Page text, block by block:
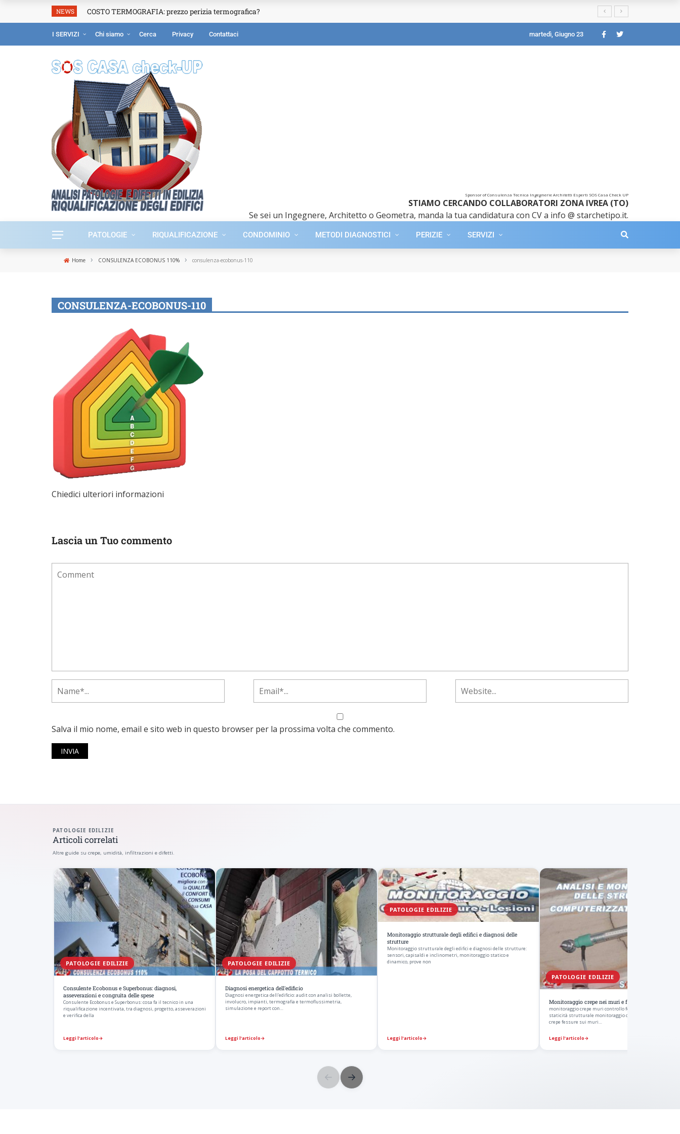
NEWS COSTO TERMOGRAFIA: prezzo perizia termografica?
I SERVIZI Chi siamo Cerca Privacy Contattaci martedì, Giugno 23
Sponsor of Consulenza Tecnica Ingegnerie Architetti Esperti SOS Casa Check UP
STIAMO CERCANDO COLLABORATORI ZONA IVREA (TO)
Se sei un Ingegnere, Architetto o Geometra, manda la tua candidatura con CV a info @ starchetipo.it.
PATOLOGIE RIQUALIFICAZIONE CONDOMINIO METODI DIAGNOSTICI PERIZIE SERVIZI
Home › CONSULENZA ECOBONUS 110% › consulenza-ecobonus-110
CONSULENZA-ECOBONUS-110
Chiedici ulteriori informazioni
Lascia un Tuo commento
Salva il mio nome, email e sito web in questo browser per la prossima volta che commento.
PATOLOGIE EDILIZIE
Articoli correlati
Altre guide su crepe, umidità, infiltrazioni e difetti.
PATOLOGIE EDILIZIE
Consulente Ecobonus e Superbonus: diagnosi,
asseverazioni e congruita delle spese
Consulente Ecobonus e Superbonus: cosa fa il tecnico in una
riqualificazione incentivata, tra diagnosi, progetto, asseverazioni
e verifica della
Leggi l’articolo→
PATOLOGIE EDILIZIE
Diagnosi energetica dell'edificio
Diagnosi energetica dell'edificio: audit con analisi bollette,
involucro, impianti, termografia e termoflussimetria,
simulazione e report con…
Leggi l’articolo→
PATOLOGIE EDILIZIE
Monitoraggio strutturale degli edifici e diagnosi delle
strutture
Monitoraggio strutturale degli edifici e diagnosi delle strutture:
sensori, capisaldi e inclinometri, monitoraggio statico e
dinamico, prove non
Leggi l’articolo→
PATOLOGIE EDILIZIE
Monitoraggio crepe nei muri e fessure strutturali
monitoraggio crepe muri controllo fessure murature
staticità strutturale monitoraggio quadro fessurativo
crepe fessure sui muri…
Leggi l’articolo→
← →